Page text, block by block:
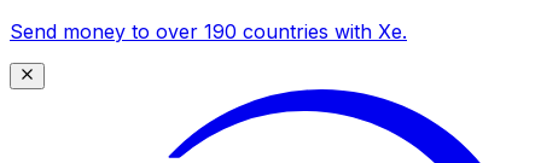
Send money to over 190 countries with Xe.